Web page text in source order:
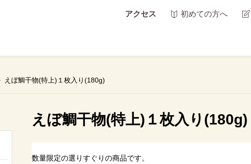
アクセス 初めての方へ
えぼ鯛干物(特上)１枚入り(180g)
えぼ鯛干物(特上)１枚入り(180g)
数量限定の選りすぐりの商品です。